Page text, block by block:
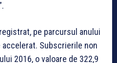
pe parcursul anului
Subscrierile non
2016, o valoare de 322,9